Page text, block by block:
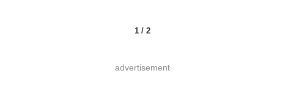
1 / 2
advertisement